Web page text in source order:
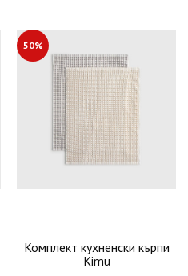
50%
Комплект кухненски кърпи
Kimu